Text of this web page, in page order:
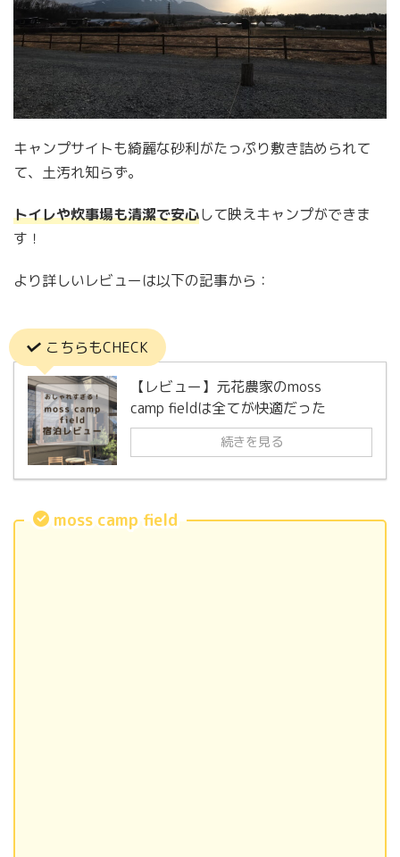
キャンプサイトも綺麗な砂利がたっぷり敷き詰められて
て、土汚れ知らず。
トイレや炊事場も清潔で安心して映えキャンプができま
す！
より詳しいレビューは以下の記事から：
こちらもCHECK
【レビュー】元花農家のmoss
camp fieldは全てが快適だった
続きを見る
moss camp field